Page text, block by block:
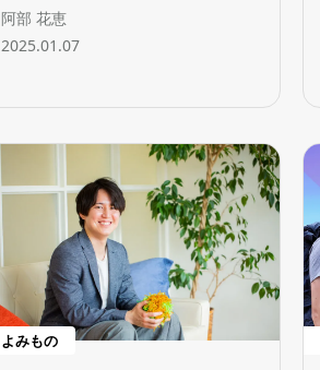
阿部 花恵
2025.01.07
よみもの